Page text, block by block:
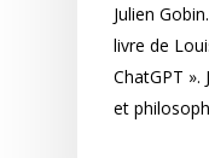
Julien
livre de
ChatGPT
et